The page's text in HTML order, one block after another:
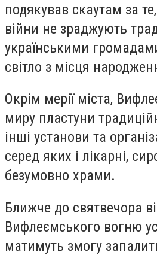
подякував скаутам за
війни не зраджують
українськими
світло з місця
Окрім мерії міста,
миру пластуни
інші установи та
серед яких і лікарні,
безумовно храми.
Ближче до святвечора
Вифлеємського вогню
матимуть змогу